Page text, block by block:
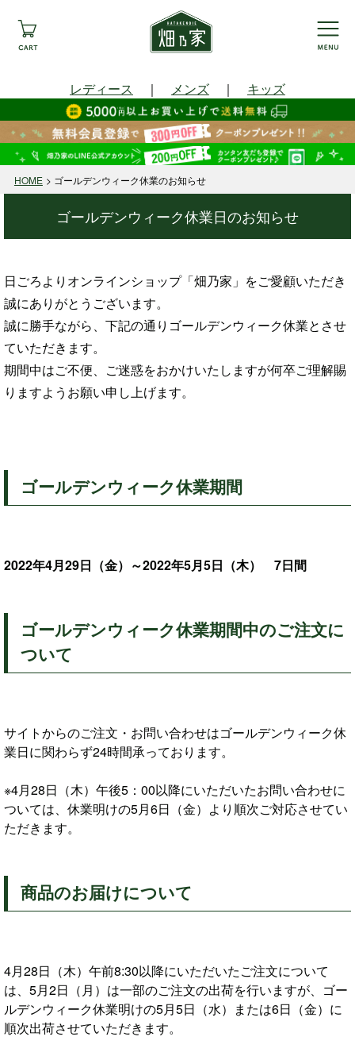
レディース ｜ メンズ ｜ キッズ
HOME ゴールデンウィーク休業のお知らせ
ゴールデンウィーク休業日のお知らせ
日ごろよりオンラインショップ「畑乃家」をご愛顧いただき
誠にありがとうございます。
誠に勝手ながら、下記の通りゴールデンウィーク休業とさせ
ていただきます。
期間中はご不便、ご迷惑をおかけいたしますが何卒ご理解賜
りますようお願い申し上げます。
ゴールデンウィーク休業期間
2022年4月29日（金）～2022年5月5日（木） 7日間
ゴールデンウィーク休業期間中のご注文に
ついて
サイトからのご注文・お問い合わせはゴールデンウィーク休
業日に関わらず24時間承っております。
※4月28日（木）午後5：00以降にいただいたお問い合わせに
ついては、休業明けの5月6日（金）より順次ご対応させてい
ただきます。
商品のお届けについて
4月28日（木）午前8:30以降にいただいたご注文について
は、5月2日（月）は一部のご注文の出荷を行いますが、ゴー
ルデンウィーク休業明けの5月5日（水）または6日（金）に
順次出荷させていただきます。